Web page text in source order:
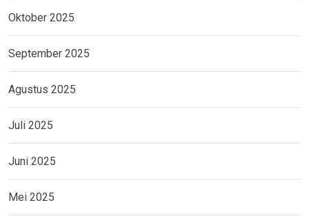
Oktober 2025
September 2025
Agustus 2025
Juli 2025
Juni 2025
Mei 2025